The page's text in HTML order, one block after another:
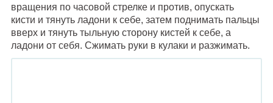
вращения по часовой стрелке и против, опускать
кисти и тянуть ладони к себе, затем поднимать пальцы
вверх и тянуть тыльную сторону кистей к себе, а
ладони от себя. Сжимать руки в кулаки и разжимать.